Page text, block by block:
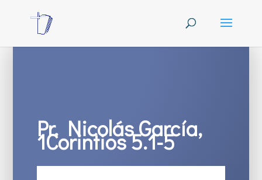
Pr. Nicolás García,
1Corintios 5.1-5